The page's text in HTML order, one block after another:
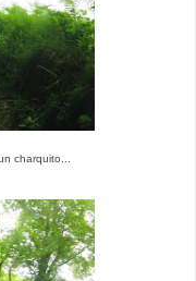
charquito...